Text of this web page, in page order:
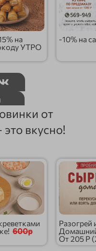
на
УТРО
-10% на
от
вкусно!
600р
Разогрей
Домашний
От 205 Р